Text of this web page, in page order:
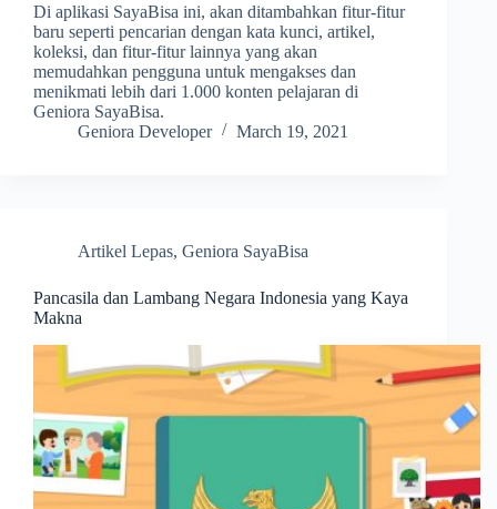
Di aplikasi SayaBisa ini, akan ditambahkan fitur-fitur
baru seperti pencarian dengan kata kunci, artikel,
koleksi, dan fitur-fitur lainnya yang akan
memudahkan pengguna untuk mengakses dan
menikmati lebih dari 1.000 konten pelajaran di
Geniora SayaBisa.
Geniora Developer
March 19, 2021
Artikel Lepas, Geniora SayaBisa
Pancasila dan Lambang Negara Indonesia yang Kaya
Makna